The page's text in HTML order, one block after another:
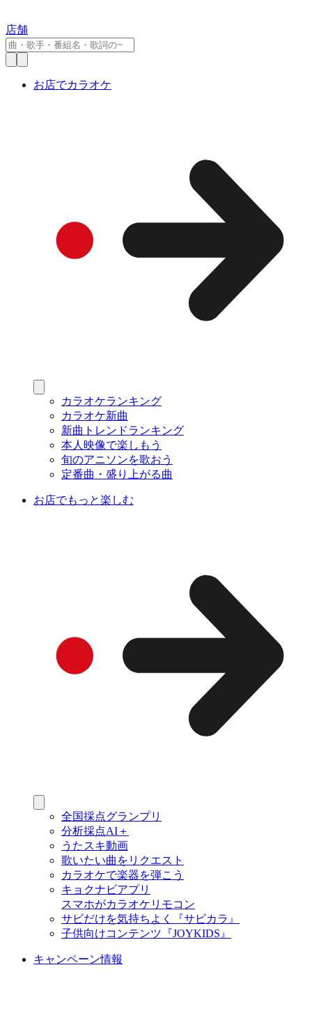
店舗
お店でカラオケ
カラオケランキング
カラオケ新曲
新曲トレンドランキング
本人映像で楽しもう
旬のアニソンを歌おう
定番曲・盛り上がる曲
お店でもっと楽しむ
全国採点グランプリ
分析採点AI＋
うたスキ動画
歌いたい曲をリクエスト
カラオケで楽器を弾こう
キョクナビアプリ
スマホがカラオケリモコン
サビだけを気持ちよく『サビカラ』
子供向けコンテンツ『JOYKIDS』
キャンペーン情報